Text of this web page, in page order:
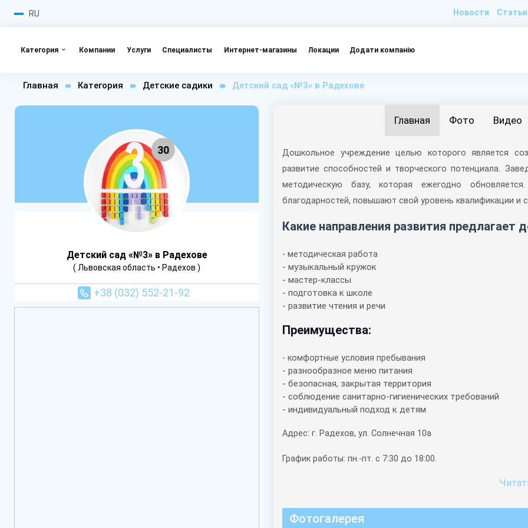
RU Новости Статьи
Категория Компании Услуги Специалисты Интернет-магазины Локации Додати компанію
Главная Категория Детские садики Детский сад «№3» в Радехове
30
Детский сад «№3» в Радехове
( Львовская область • Радехов )
+38 (032) 552-21-92
Главная Фото Видео
Дошкольное учреждение целью которого является
развитие способностей и творческого потенциала.
методическую базу, которая ежегодно
благодарностей, повышают свой уровень квалификации и
Какие направления развития предлагает
- методическая работа
- музыкальный кружок
- мастер-классы
- подготовка к школе
- развитие чтения и речи
Преимущества:
- комфортные условия пребывания
- разнообразное меню питания
- безопасная, закрытая территория
- соблюдение санитарно-гигиенических требований
- индивидуальный подход к детям
Адрес: г. Радехов, ул. Солнечная 10а
График работы: пн.-пт. с 7:30 до 18:00.
Фотогалерея